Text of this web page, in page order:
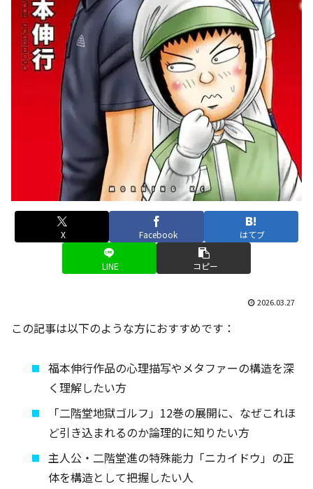
X Facebook はてブ
LINE コピー
2026.03.27
この記事は以下のような方におすすめです：
福本伸行作品の心理描写やメタファーの構造を深
く理解したい方
「二階堂地獄ゴルフ」12巻の展開に、なぜこれほ
ど引き込まれるのか論理的に知りたい方
主人公・二階堂進の特殊能力「ニカイドウ」の正
体を構造として把握したい人